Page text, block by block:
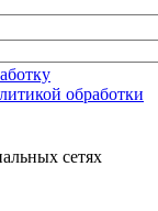
обработки
сетях